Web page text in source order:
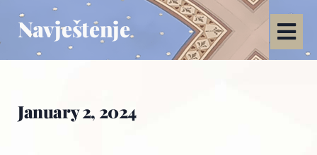
Navještenje
January 2, 2024